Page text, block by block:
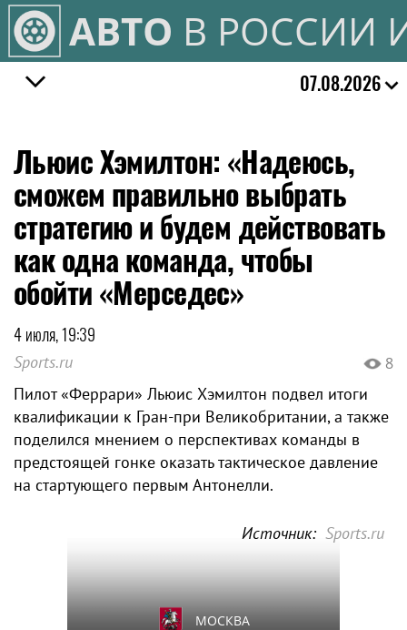
АВТО В РОССИИ
07.08.2026
Льюис Хэмилтон: «Надеюсь,
сможем правильно выбрать
стратегию и будем действовать
как одна команда, чтобы
обойти «Мерседес»
4 июля, 19:39
Sports.ru 8
Пилот «Феррари» Льюис Хэмилтон подвел итоги
квалификации к Гран-при Великобритании, а также
поделился мнением о перспективах команды в
предстоящей гонке оказать тактическое давление
на стартующего первым Антонелли.
Источник: Sports.ru
МОСКВА